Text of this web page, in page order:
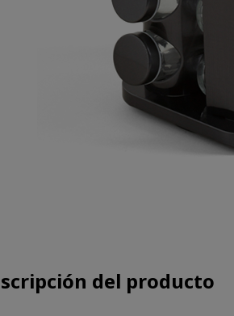
del producto